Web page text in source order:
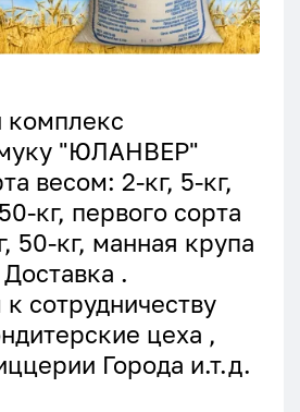
муку "ЮЛАНВЕР"
весом: 2-кг, 5-кг,
кг, первого сорта
50-кг, манная крупа
.
сотрудничеству
цеха ,
Города и.т.д.